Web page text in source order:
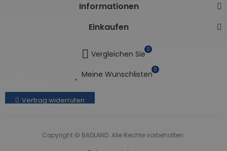
Informationen
Einkaufen
Vergleichen Sie 0
Meine Wunschlisten 0
Vertrag widerrufen
Copyright © BADLAND. Alle Rechte vorbehalten.